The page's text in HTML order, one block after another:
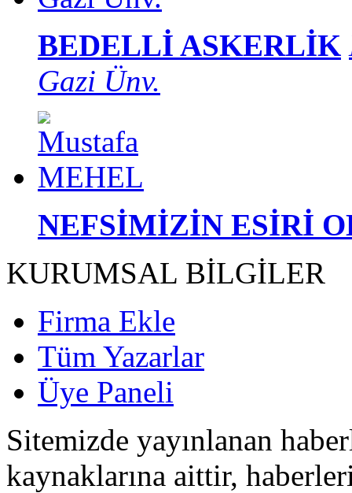
BEDELLİ ASKERLİK
Gazi Ünv.
NEFSİMİZİN ESİRİ
KURUMSAL BİLGİLER
Firma Ekle
Tüm Yazarlar
Üye Paneli
Sitemizde yayınlanan
kaynaklarına aittir,